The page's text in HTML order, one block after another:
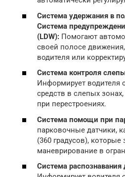
Система удержания в
Система
(LDW): Помогают
своей полосе
водителя или
Система контроля
Информирует водителя
средств в слепых
при перестроениях.
Система помощи при
парковочные датчики,
(360 градусов),
маневрирование в
Система